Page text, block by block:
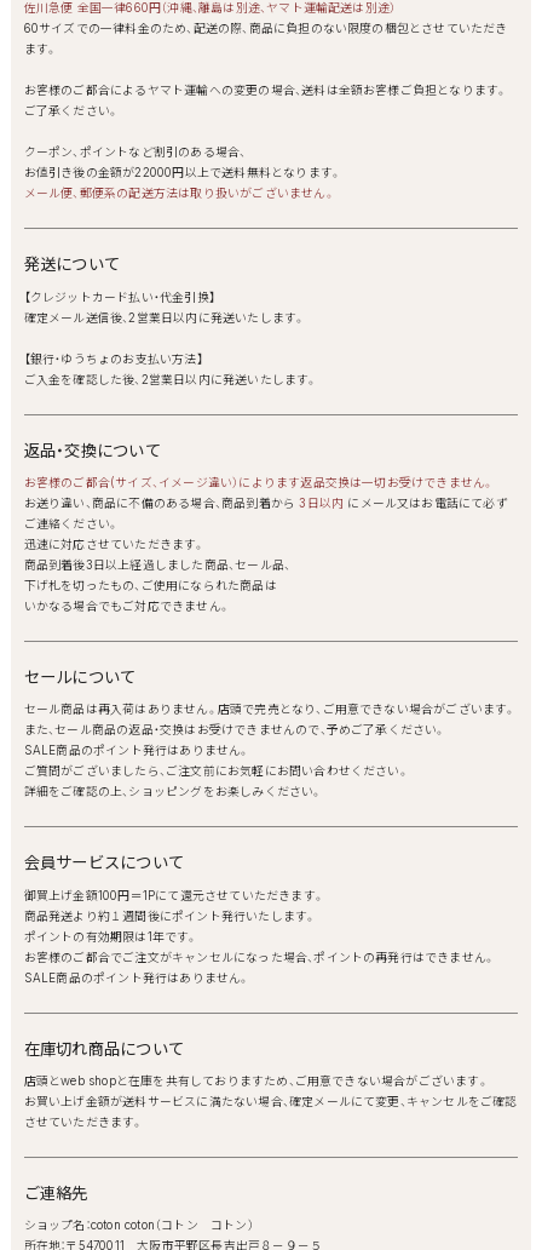
佐川急便 全国一律660円（沖縄、離島は別途、ヤマト運輸配送は別途）
60サイズでの一律料金のため、配送の際、商品に負担のない限度の梱包とさせていただき
ます。
お客様のご都合によるヤマト運輸への変更の場合、送料は全額お客様ご負担となります。
ご了承ください。
クーポン、ポイントなど割引のある場合、
お値引き後の金額が22000円以上で送料無料となります。
メール便、郵便系の配送方法は取り扱いがございません。
発送について
【クレジットカード払い・代金引換】
確定メール送信後、2営業日以内に発送いたします。
【銀行・ゆうちょのお支払い方法】
ご入金を確認した後、2営業日以内に発送いたします。
返品・交換について
お客様のご都合(サイズ、イメージ違い）によります返品交換は一切お受けできません。
お送り違い、商品に不備のある場合、商品到着から3日以内 にメール又はお電話にて必ず
ご連絡ください。
迅速に対応させていただきます。
商品到着後3日以上経過しました商品、セール品、
下げ札を切ったもの、ご使用になられた商品は
いかなる場合でもご対応できません。
セールについて
セール商品は再入荷はありません。店頭で完売となり、ご用意できない場合がございます。
また、セール商品の返品・交換はお受けできませんので、予めご了承ください。
SALE商品のポイント発行はありません。
ご質問がございましたら、ご注文前にお気軽にお問い合わせください。
詳細をご確認の上、ショッピングをお楽しみください。
会員サービスについて
御買上げ金額100円＝1Pにて還元させていただきます。
商品発送より約１週間後にポイント発行いたします。
ポイントの有効期限は1年です。
お客様のご都合でご注文がキャンセルになった場合、ポイントの再発行はできません。
SALE商品のポイント発行はありません。
在庫切れ商品について
店頭とweb shopと在庫を共有しておりますため、ご用意できない場合がございます。
お買い上げ金額が送料サービスに満たない場合、確定メールにて変更、キャンセルをご確認
させていただきます。
ご連絡先
ショップ名：coton coton（コトン コトン）
所在地：〒5470011 大阪市平野区長吉出戸８－９－５